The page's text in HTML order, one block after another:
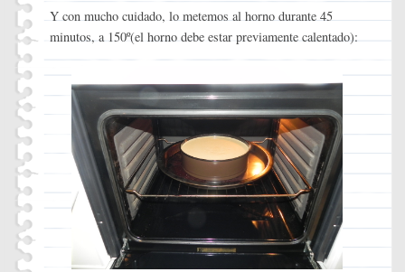
Y con mucho cuidado, lo metemos al horno durante 45
minutos, a 150º(el horno debe estar previamente calentado):